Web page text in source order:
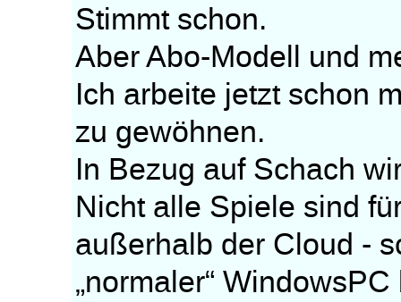
Stimmt schon.
Aber Abo-Modell und
Ich arbeite jetzt schon
zu gewöhnen.
In Bezug auf Schach
Nicht alle Spiele sind
außerhalb der Cloud -
„normaler“